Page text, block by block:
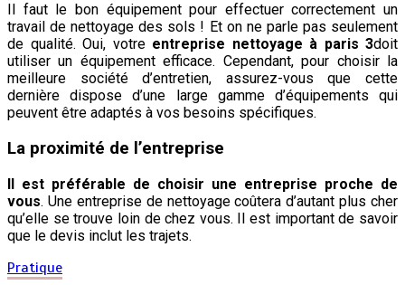
Il faut le bon équipement pour effectuer correctement un
travail de nettoyage des sols ! Et on ne parle pas seulement
de qualité. Oui, votre entreprise nettoyage à paris 3doit
utiliser un équipement efficace. Cependant, pour choisir la
meilleure société d’entretien, assurez-vous que cette
dernière dispose d’une large gamme d’équipements qui
peuvent être adaptés à vos besoins spécifiques.
La proximité de l’entreprise
Il est préférable de choisir une entreprise proche de
vous. Une entreprise de nettoyage coûtera d’autant plus cher
qu’elle se trouve loin de chez vous. Il est important de savoir
que le devis inclut les trajets.
Pratique